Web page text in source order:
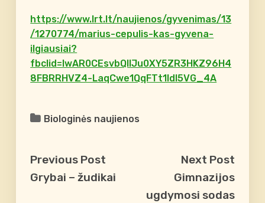
https://www.lrt.lt/naujienos/gyvenimas/13
/1270774/marius-cepulis-kas-gyvena-
ilgiausiai?
fbclid=IwAR0CEsvbQlIJu0XY5ZR3HKZ96H4
8FBRRHVZ4-LaqCwe1QqFTt1ldI5VG_4A
Biologinės naujienos
Previous Post
Grybai – žudikai
Next Post
Gimnazijos
ugdymosi sodas